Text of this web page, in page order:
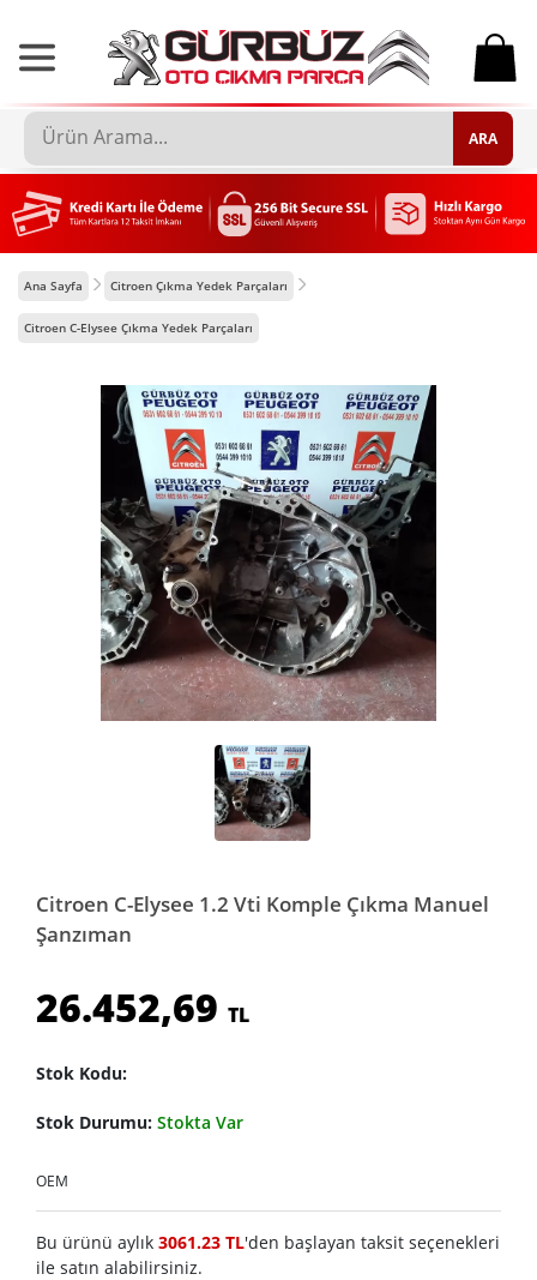
0
ARA
Ana Sayfa Citroen Çıkma Yedek Parçaları
Citroen C-Elysee Çıkma Yedek Parçaları
Citroen C-Elysee 1.2 Vti Komple Çıkma Manuel
Şanzıman
26.452,69 TL
Stok Kodu:
Stok Durumu: Stokta Var
OEM
Bu ürünü aylık 3061.23 TL'den başlayan taksit seçenekleri
ile satın alabilirsiniz.